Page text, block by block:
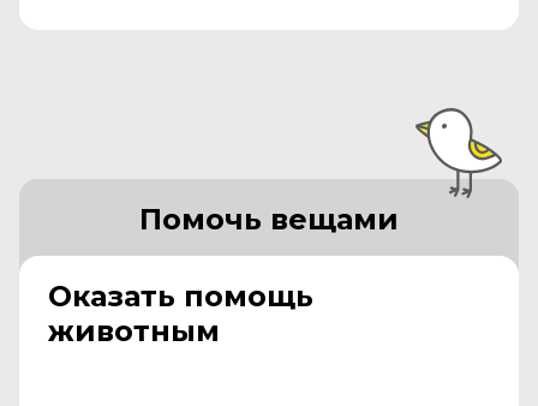
Оказать помощь
животным
Помочь вещами